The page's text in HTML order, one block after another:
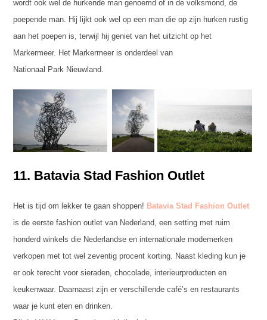
wordt ook wel de hurkende man genoemd of in de volksmond, de
poepende man. Hij lijkt ook wel op een man die op zijn hurken rustig
aan het poepen is, terwijl hij geniet van het uitzicht op het
Markermeer. Het Markermeer is onderdeel van
Nationaal Park Nieuwland.
11. Batavia Stad Fashion Outlet
Het is tijd om lekker te gaan shoppen! Batavia Stad Fashion Outlet
is de eerste fashion outlet van Nederland, een setting met ruim
honderd winkels die Nederlandse en internationale modemerken
verkopen met tot wel zeventig procent korting. Naast kleding kun je
er ook terecht voor sieraden, chocolade, interieurproducten en
keukenwaar. Daarnaast zijn er verschillende café’s en restaurants
waar je kunt eten en drinken.